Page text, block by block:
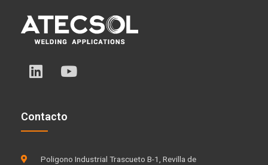
L
i
e
d
Y
o
e
Contacto
Poligono Industrial Trascueto B-1, Revilla de